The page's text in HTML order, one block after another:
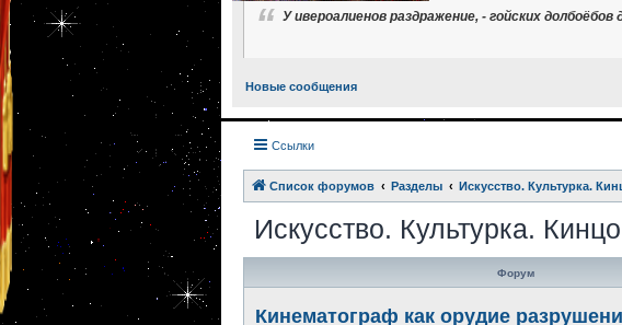
У ивероалиенов раздражение, - гойских
Новые сообщения
Ссылки
Список форумов Разделы Искусство. Культурка.
Искусство. Культурка.
Форум
Кинематограф как орудие